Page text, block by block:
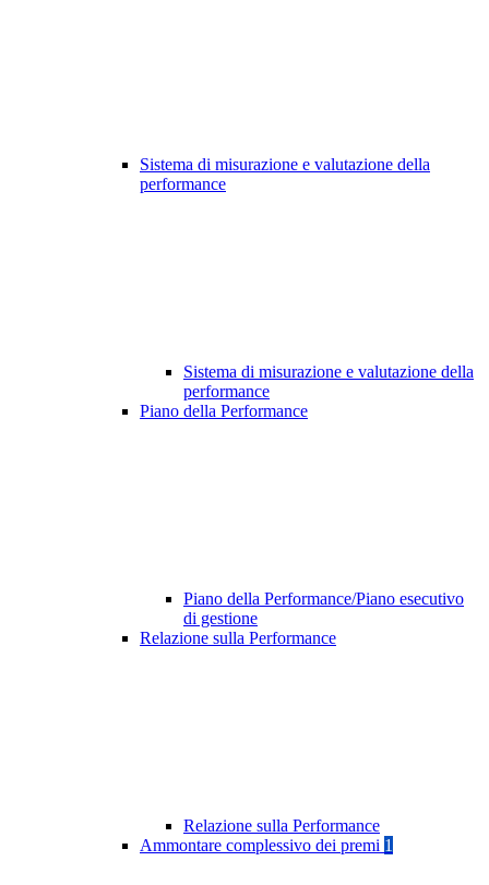
Sistema di misurazione e valutazione della
performance
Sistema di misurazione e valutazione della
performance
Piano della Performance
Piano della Performance/Piano esecutivo
di gestione
Relazione sulla Performance
Relazione sulla Performance
Ammontare complessivo dei premi 1